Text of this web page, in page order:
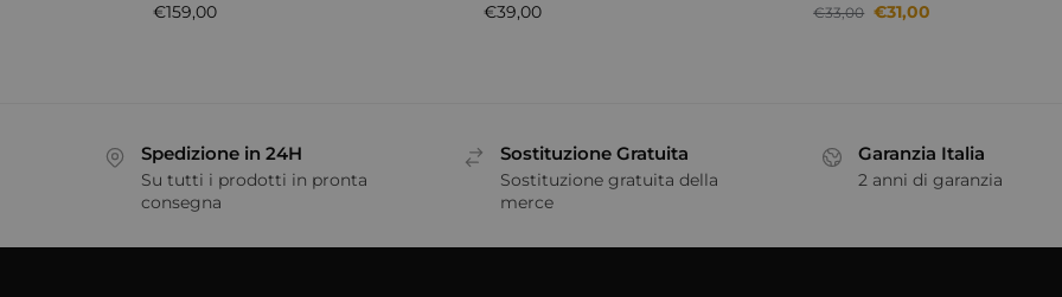
€159,00 €39,00 €33,00 €31,00
Spedizione in 24H
Su tutti i prodotti in pronta
consegna
Sostituzione Gratuita
Sostituzione gratuita della
merce
Garanzia Italia
2 anni di garanzia